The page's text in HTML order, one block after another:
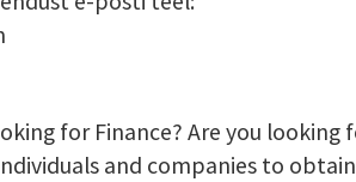
for Finance? Are you looking
and companies to